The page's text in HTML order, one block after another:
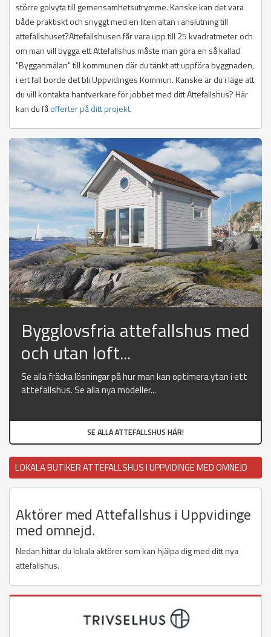
större golvyta till gemensamhetsutrymme. Kanske kan det vara
både praktiskt och snyggt med en liten altan i anslutning till
attefallshuset?Attefallshusen får vara upp till 25 kvadratmeter och
om man vill bygga ett Attefallshus måste man göra en så kallad
"Bygganmälan" till kommunen där du tänkt att uppföra byggnaden,
i ert fall borde det bli Uppvidinges Kommun. Kanske är du i läge att
du vill kontakta hantverkare för jobbet med ditt Attefallshus? Här
kan du fåofferter på ditt projekt.
Bygglovsfria attefallshus med
och utan loft...
Se alla fräcka lösningar på hur man kan optimera ytan i ett
attefallshus. Se alla nya modeller...
SE ALLA ATTEFALLSHUS HÄR!
LOKALA BUTIKER ATTEFALLSHUS I UPPVIDINGE MED OMNEJD
Aktörer med Attefallshus i Uppvidinge
med omnejd.
Nedan hittar du lokala aktörer som kan hjälpa dig med ditt nya
attefallshus.